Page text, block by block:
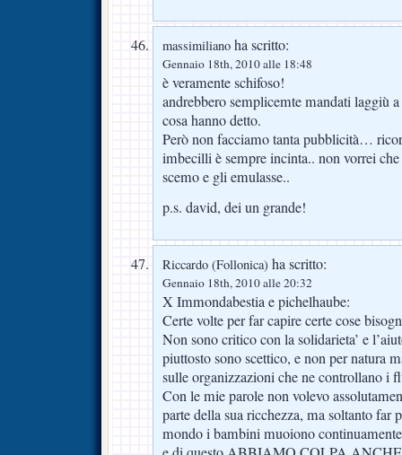
massimiliano ha scritto:
Gennaio 18th, 2010 alle 18:48
è veramente schifoso!
andrebbero semplicemte mandati laggiù
cosa hanno detto.
Però non facciamo tanta pubblicità…
imbecilli è sempre incinta.. non vorrei
scemo e gli emulasse..
p.s. david, dei un grande!
Riccardo (Follonica) ha scritto:
Gennaio 18th, 2010 alle 20:32
X Immondabestia e pichelhaube:
Certe volte per far capire certe cose
Non sono critico con la solidarieta’ e
piuttosto sono scettico, e non per natura
sulle organizzazioni che ne controllano i
Con le mie parole non volevo
parte della sua ricchezza, ma soltanto far
mondo i bambini muoiono